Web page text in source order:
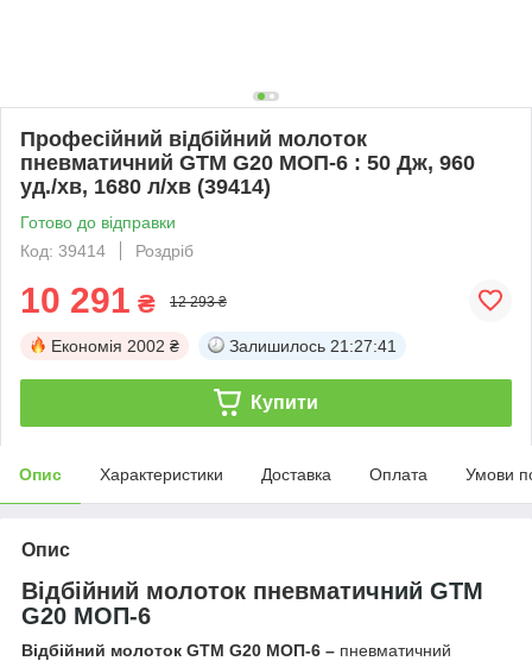
Професійний відбійний молоток
пневматичний GTM G20 МОП-6 : 50 Дж, 960
уд./хв, 1680 л/хв (39414)
Готово до відправки
Код: 39414
Роздріб
10 291 ₴ 12 293 ₴
Економія 2002 ₴ Залишилось 21:27:41
Купити
Опис Характеристики Доставка Оплата Умови
Опис
Відбійний молоток пневматичний GTM
G20 МОП-6
Відбійний молоток GTM G20 МОП-6 – пневматичний